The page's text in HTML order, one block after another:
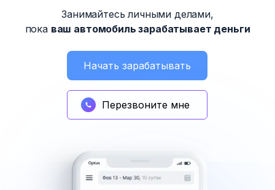
Занимайтесь личными делами,
пока ваш автомобиль зарабатывает деньги
Начать зарабатывать
Перезвоните мне